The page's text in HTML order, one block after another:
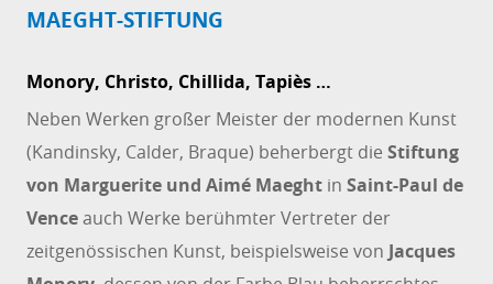
MAEGHT-STIFTUNG
Monory, Christo, Chillida, Tapiès …
Neben Werken großer Meister der modernen Kunst
(Kandinsky, Calder, Braque) beherbergt die Stiftung
von Marguerite und Aimé Maeght in Saint-Paul de
Venceauch Werke berühmter Vertreter der
zeitgenössischen Kunst, beispielsweise von Jacques